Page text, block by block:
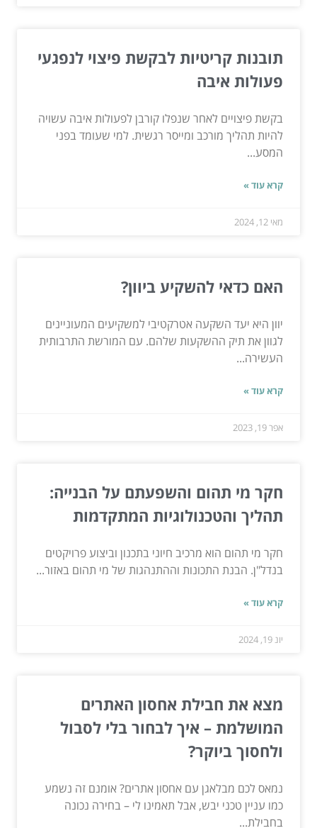
תובנות קריטיות לבקשת פיצוי לנפגעי
פעולות איבה
בקשת פיצויים לאחר שנפלו קורבן לפעולות איבה עשויה
להיות תהליך מורכב ומייסר רגשית. למי שעומד בפני
המסע...
קרא עוד »
מאי 12, 2024
האם כדאי להשקיע ביוון?
יוון היא יעד השקעה אטרקטיבי למשקיעים המעוניינים
לגוון את תיק ההשקעות שלהם. עם המורשת התרבותית
העשירה...
קרא עוד »
אפר 19, 2023
חקר מי תהום והשפעתם על הבנייה:
תהליך והטכנולוגיות המתקדמות
חקר מי תהום הוא מרכיב חיוני בתכנון וביצוע פרויקטים
בנדל"ן. הבנת התכונות וההתנהגות של מי תהום באזור...
קרא עוד »
יונ 19, 2024
מצא את חבילת אחסון האתרים
המושלמת – איך לבחור בלי לסבול
ולחסוך ביוקר?
נמאס לכם מבלאגן עם אחסון אתרים? אומנם זה נשמע
כמו עניין טכני יבש, אבל תאמינו לי – בחירה נכונה
בחבילת...